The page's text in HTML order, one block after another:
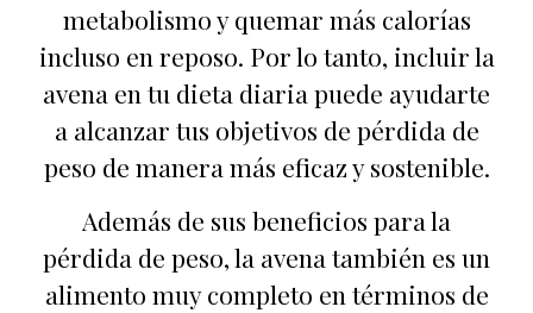
metabolismo y quemar más calorías
incluso en reposo. Por lo tanto, incluir la
avena en tu dieta diaria puede ayudarte
a alcanzar tus objetivos de pérdida de
peso de manera más eficaz y sostenible.
Además de sus beneficios para la
pérdida de peso, la avena también es un
alimento muy completo en términos de